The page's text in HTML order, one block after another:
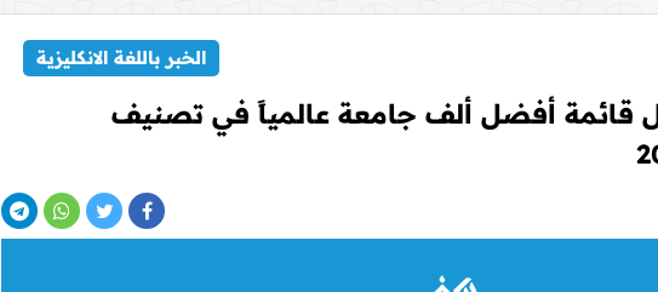
الخبر باللغة الانكليزية
قائمة أفضل ألف جامعة عالمياً في تصنيف